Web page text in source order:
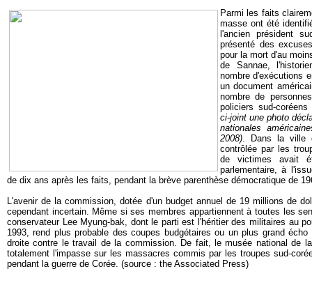
Parmi les faits
masse ont été
l'ancien président
présenté des
pour la mort d'au
de Sannae,
nombre d'exécutions
un document
nombre de
policiers sud-
ci-joint une photo
nationales
2008). Dans la ville
contrôlée par les
de victimes avait
parlementaire, à
de dix ans après les faits, pendant la brève parenthèse démocratique de
L'avenir de la commission, dotée d'un budget annuel de 19 millions de
cependant incertain. Même si ses membres appartiennent à toutes les
conservateur Lee Myung-bak, dont le parti est l'héritier des militaires au
1993, rend plus probable des coupes budgétaires ou un plus grand
droite contre le travail de la commission. De fait, le musée national de
totalement l'impasse sur les massacres commis par les troupes sud-
pendant la guerre de Corée. (source : the Associated Press)